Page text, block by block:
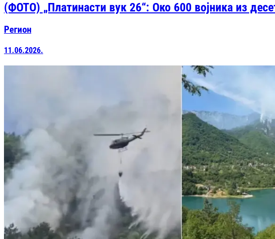
(ФОТО) „Платинасти вук 26“: Око 600 војника из
Регион
11.06.2026.